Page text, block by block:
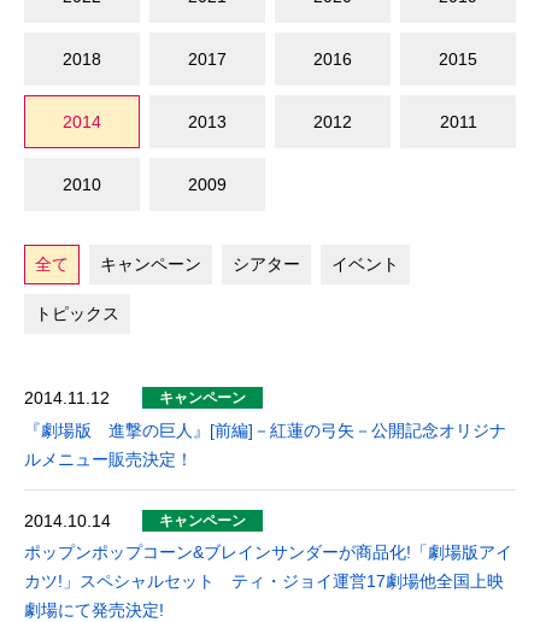
2018 2017 2016 2015
2014 2013 2012 2011
2010 2009
全て キャンペーン シアター イベント
トピックス
2014.11.12 キャンペーン
『劇場版 進撃の巨人』[前編]－紅蓮の弓矢－公開記念オリジナ
ルメニュー販売決定！
2014.10.14 キャンペーン
ポップンポップコーン&ブレインサンダーが商品化!「劇場版アイ
カツ!」スペシャルセット ティ・ジョイ運営17劇場他全国上映
劇場にて発売決定!